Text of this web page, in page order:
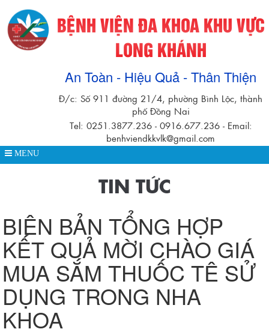
BỆNH VIỆN ĐA KHOA KHU VỰC
LONG KHÁNH
An Toàn - Hiệu Quả - Thân Thiện
Đ/c: Số 911 đường 21/4, phường Bình Lộc, thành
phố Đồng Nai
Tel: 0251.3877.236 - 0916.677.236 - Email:
benhviendkkvlk@gmail.com
MENU
TIN TỨC
BIÊN BẢN TỔNG HỢP
KẾT QUẢ MỜI CHÀO GIÁ
MUA SẮM THUỐC TÊ SỬ
DỤNG TRONG NHA
KHOA